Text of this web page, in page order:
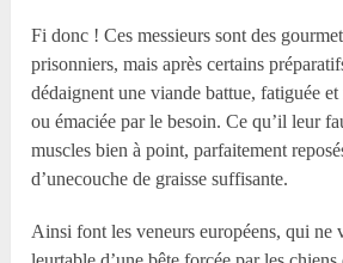
Fi donc ! Ces messieurs sont des
prisonniers, mais après certains
dédaignent une viande battue, fatiguée
ou émaciée par le besoin. Ce qu’il leur
muscles bien à point, parfaitement
d’unecouche de graisse suffisante.
Ainsi font les veneurs européens, qui ne